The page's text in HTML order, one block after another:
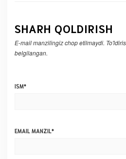
SHARH QOLDIRISH
E-mail manzilingiz chop etilmaydi.
belgilangan.
ISM*
EMAIL MANZIL*